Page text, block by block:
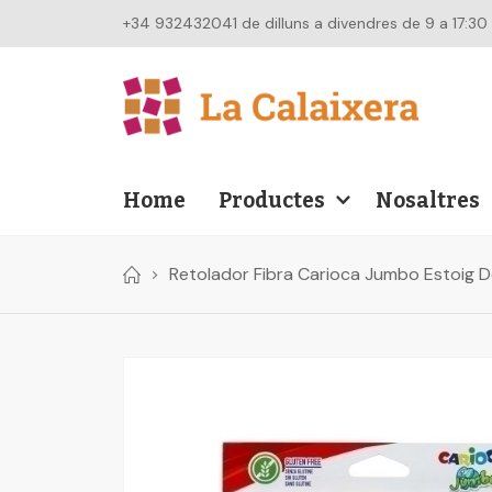
+34 932432041 de dilluns a divendres de 9 a 17:30
Home Productes Nosaltres
Retolador Fibra Carioca Jumbo Estoig